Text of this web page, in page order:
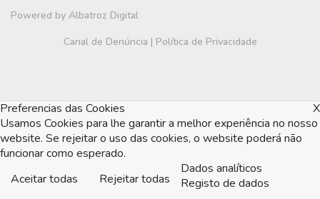
Powered by Albatroz Digital
Canal de Denúncia | Política de Privacidade
X
Preferencias das Cookies
Usamos Cookies para lhe garantir a melhor experiência no nosso
website. Se rejeitar o uso das cookies, o website poderá não
funcionar como esperado.
Aceitar todas
Rejeitar todas
Dados analíticos
Registo de dados